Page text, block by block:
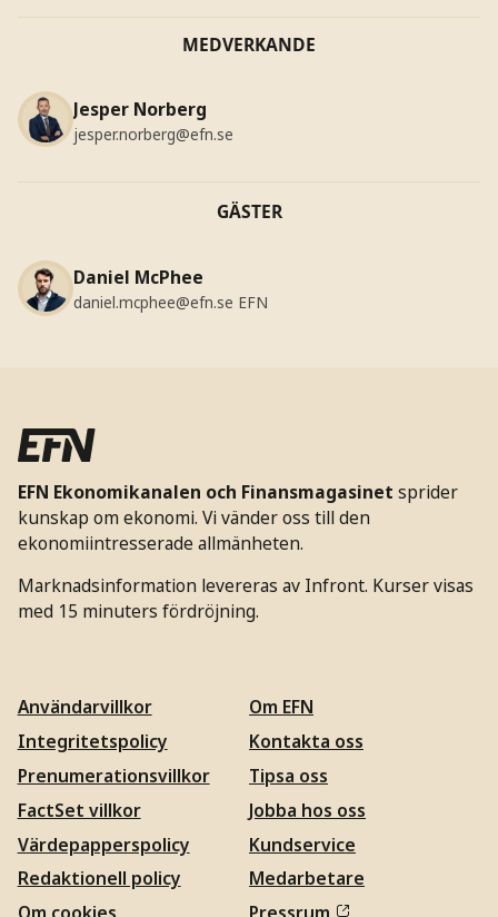
MEDVERKANDE
Jesper Norberg
jesper.norberg@efn.se
GÄSTER
Daniel McPhee
daniel.mcphee@efn.se EFN
EFN Ekonomikanalen och Finansmagasinet sprider
kunskap om ekonomi. Vi vänder oss till den
ekonomiintresserade allmänheten.
Marknadsinformation levereras av Infront. Kurser visas
med 15 minuters fördröjning.
Användarvillkor
Integritetspolicy
Prenumerationsvillkor
FactSet villkor
Värdepapperspolicy
Redaktionell policy
Om EFN
Kontakta oss
Tipsa oss
Jobba hos oss
Kundservice
Medarbetare